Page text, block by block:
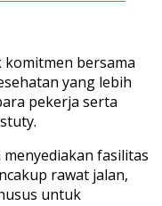
komitmen bersama
yang lebih
pekerja serta
fasilitas
rawat jalan,
untuk